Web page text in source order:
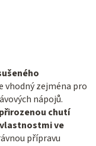
vhodný zejména pro
nápojů.
chutí
ve
přípravu